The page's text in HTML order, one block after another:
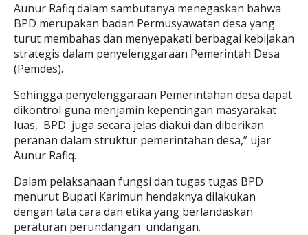
Aunur Rafiq dalam sambutanya menegaskan bahwa
BPD merupakan badan Permusyawatan desa yang
turut membahas dan menyepakati berbagai kebijakan
strategis dalam penyelenggaraan Pemerintah Desa
(Pemdes).
Sehingga penyelenggaraan Pemerintahan desa dapat
dikontrol guna menjamin kepentingan masyarakat
luas, BPD juga secara jelas diakui dan diberikan
peranan dalam struktur pemerintahan desa,” ujar
Aunur Rafiq.
Dalam pelaksanaan fungsi dan tugas tugas BPD
menurut Bupati Karimun hendaknya dilakukan
dengan tata cara dan etika yang berlandaskan
peraturan perundangan undangan.